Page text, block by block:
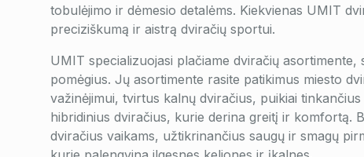
tobulėjimo ir dėmesio detalėms. Kiekvienas UMIT
preciziškumą ir aistrą dviračių sportui.
UMIT specializuojasi plačiame dviračių
pomėgius. Jų asortimente rasite patikimus miesto
važinėjimui, tvirtus kalnų dviračius, puikiai
hibridinius dviračius, kurie derina greitį ir komfortą.
dviračius vaikams, užtikrinančius saugų ir smagų